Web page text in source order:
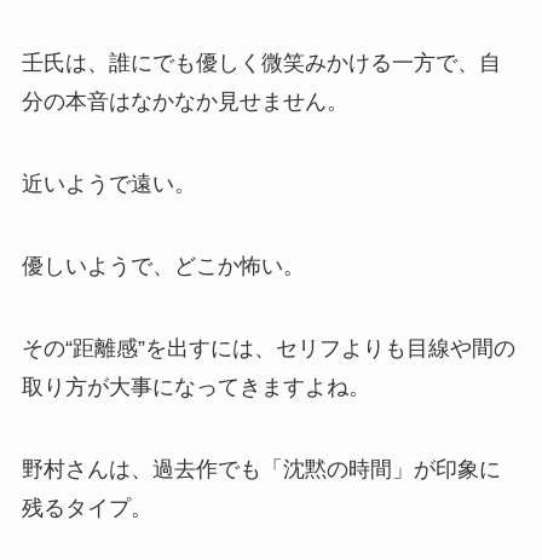
壬氏は、誰にでも優しく微笑みかける一方で、自
分の本音はなかなか見せません。
近いようで遠い。
優しいようで、どこか怖い。
その“距離感”を出すには、セリフよりも目線や間の
取り方が大事になってきますよね。
野村さんは、過去作でも「沈黙の時間」が印象に
残るタイプ。